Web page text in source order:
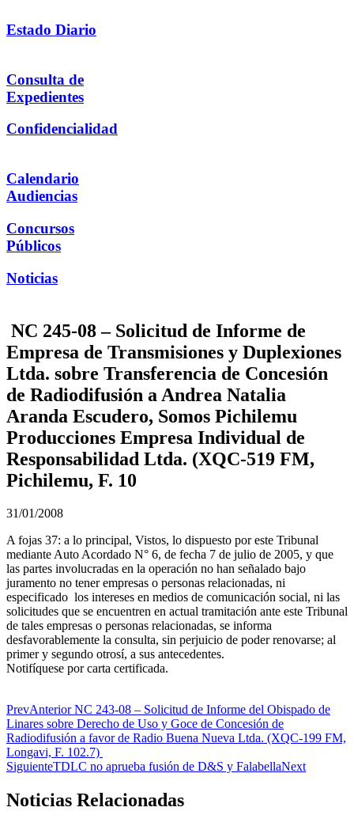
Estado Diario
Consulta de
Expedientes
Confidencialidad
Calendario
Audiencias
Concursos
Públicos
Noticias
NC 245-08 – Solicitud de Informe de
Empresa de Transmisiones y Duplexiones
Ltda. sobre Transferencia de Concesión
de Radiodifusión a Andrea Natalia
Aranda Escudero, Somos Pichilemu
Producciones Empresa Individual de
Responsabilidad Ltda. (XQC-519 FM,
Pichilemu, F. 10
31/01/2008
A fojas 37: a lo principal, Vistos, lo dispuesto por este Tribunal
mediante Auto Acordado N° 6, de fecha 7 de julio de 2005, y que
las partes involucradas en la operación no han señalado bajo
juramento no tener empresas o personas relacionadas, ni
especificado los intereses en medios de comunicación social, ni las
solicitudes que se encuentren en actual tramitación ante este Tribunal
de tales empresas o personas relacionadas, se informa
desfavorablemente la consulta, sin perjuicio de poder renovarse; al
primer y segundo otrosí, a sus antecedentes.
Notifíquese por carta certificada.
PrevAnteriorNC 243-08 – Solicitud de Informe del Obispado de
Linares sobre Derecho de Uso y Goce de Concesión de
Radiodifusión a favor de Radio Buena Nueva Ltda. (XQC-199 FM,
Longavi, F. 102.7)
SiguienteTDLC no aprueba fusión de D&S y FalabellaNext
Noticias Relacionadas